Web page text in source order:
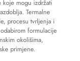
koje mogu izdržati
Termalne
procesu tvrljenja i
formulacije
okolišima,
primjene.